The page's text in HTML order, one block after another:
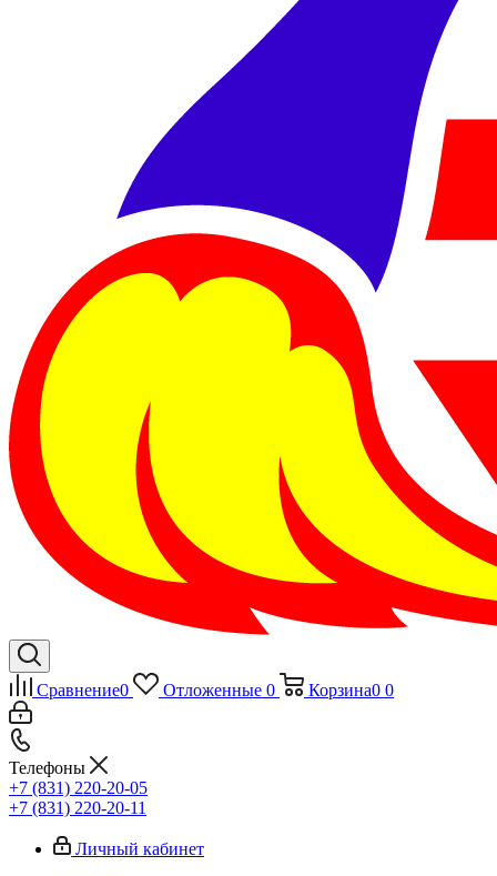
Сравнение0 Отложенные 0 Корзина0 0
Телефоны
+7 (831) 220-20-05
+7 (831) 220-20-11
Личный кабинет